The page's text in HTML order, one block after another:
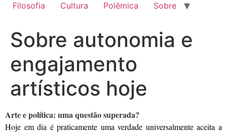
Filosofia
Cultura Polêmica Sobre
Sobre autonomia e
engajamento
artísticos hoje
Arte e política: uma questão superada?
Hoje em dia é praticamente uma verdade universalmente aceita a